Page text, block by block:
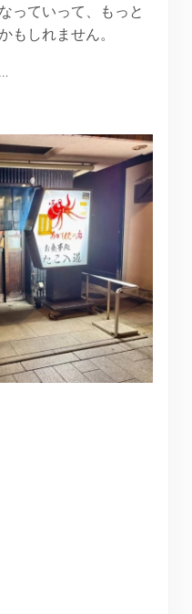
っていって、もっと
もしれません。